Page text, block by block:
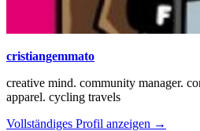
cristiangemmato
creative mind. community manager.
apparel. cycling travels
Vollständiges Profil anzeigen →